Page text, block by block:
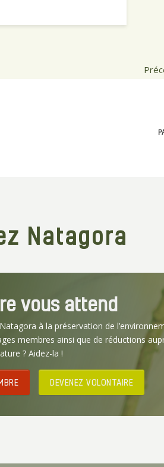
Natagora
vous attend
à la préservation de
membres ainsi que de réductions
? Aidez-la !
DEVENEZ VOLONTAIRE